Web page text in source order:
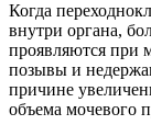
Когда
внутри органа,
проявляются при
позывы и
причине
объема мочевого